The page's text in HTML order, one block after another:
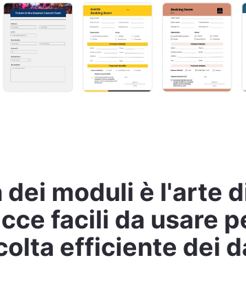
dei moduli è l'arte
facili da usare
efficiente dei